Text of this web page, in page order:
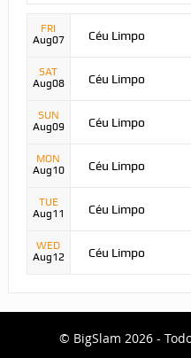
FRI
Aug07
Céu Limpo
SAT
Aug08
Céu Limpo
SUN
Aug09
Céu Limpo
MON
Aug10
Céu Limpo
TUE
Aug11
Céu Limpo
WED
Aug12
Céu Limpo
© BigSlam 2026 -